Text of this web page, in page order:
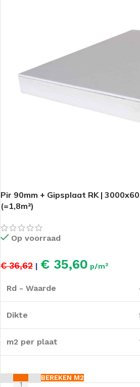
Pir 90mm + Gipsplaat RK |
(=1,8m²)
Op voorraad
€ 36,62 | € 35,60 p/m²
Rd - Waarde
Dikte
m2 per plaat
BEREKEN M2